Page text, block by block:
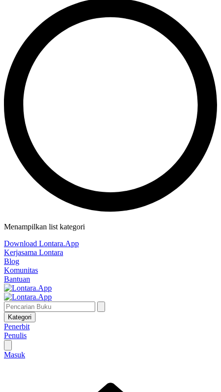
Menampilkan list kategori
Download Lontara.App
Kerjasama Lontara
Blog
Komunitas
Bantuan
Kategori
Penerbit
Penulis
Masuk